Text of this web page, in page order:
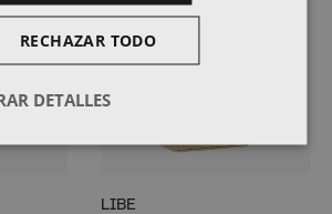
LIBE
RECHAZAR TODO
DETALLES